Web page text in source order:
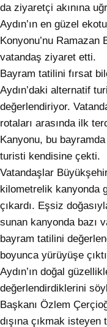
da ziyaretçi akınına
Aydın’ın en güzel
Konyonu’nu Ramazan
vatandaş ziyaret etti.
Bayram tatilini fırsat
Aydın’daki alternatif
değerlendiriyor.
rotaları arasında ilk
Kanyonu, bu
turisti kendisine çekti.
Vatandaşlar
kilometrelik kanyonda
çıkardı. Eşsiz
sunan kanyonda bazı
bayram tatilini
boyunca yürüyüşe
Aydın’ın doğal
değerlendirdiklerini
Başkanı Özlem
dışına çıkmak isteyen